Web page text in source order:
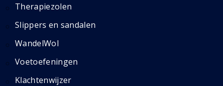
Therapiezolen
Slippers en sandalen
WandelWol
Voetoefeningen
Klachtenwijzer